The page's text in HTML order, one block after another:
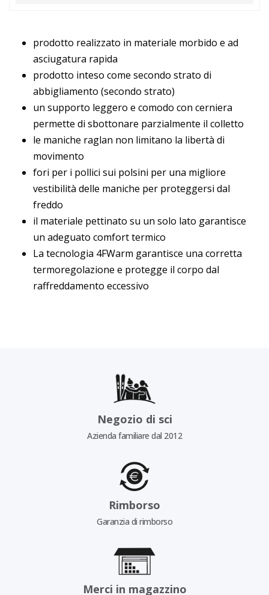
prodotto realizzato in materiale morbido e ad
asciugatura rapida
prodotto inteso come secondo strato di
abbigliamento (secondo strato)
un supporto leggero e comodo con cerniera
permette di sbottonare parzialmente il colletto
le maniche raglan non limitano la libertà di
movimento
fori per i pollici sui polsini per una migliore
vestibilità delle maniche per proteggersi dal
freddo
il materiale pettinato su un solo lato garantisce
un adeguato comfort termico
La tecnologia 4FWarm garantisce una corretta
termoregolazione e protegge il corpo dal
raffreddamento eccessivo
Negozio di sci
Azienda familiare dal 2012
Rimborso
Garanzia di rimborso
Merci in magazzino